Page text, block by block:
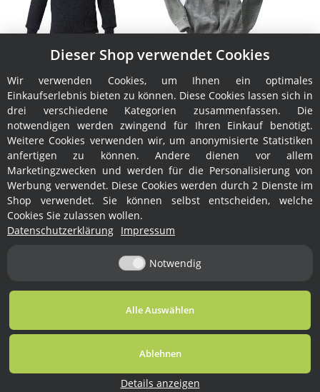
Walktroyer Elbe mit
Kordelzug kbT
199,00 € *
Troyer Elbe III
54,00 €
Informationen
Vertrag widerrufen
Powered by
Dieser Shop verwendet Cookies
Wir verwenden Cookies, um Ihnen ein optimales
Einkaufserlebnis bieten zu können. Diese Cookies lassen sich in
drei verschiedene Kategorien zusammenfassen. Die
notwendigen werden zwingend für Ihren Einkauf benötigt.
Weitere Cookies verwenden wir, um anonymisierte Statistiken
anfertigen zu können. Andere dienen vor allem
Marketingzwecken und werden für die Personalisierung von
Werbung verwendet. Diese Cookies werden durch 2 Dienste im
Shop verwendet. Sie können selbst entscheiden, welche
Cookies Sie zulassen wollen.
Datenschutzerklärung Impressum
Notwendig
Alle Auswählen
Ablehnen
Details anzeigen